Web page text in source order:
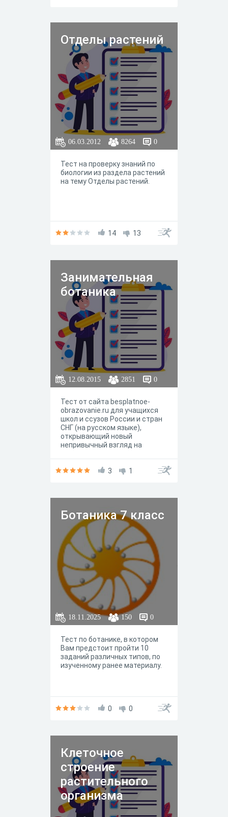
Отделы растений
06.03.2012 8264 0
Тест на проверку знаний по
биологии из раздела растений
на тему Отделы растений.
14 13
Занимательная
ботаника
12.08.2015 2851 0
Тест от сайта besplatnoe-
obrazovanie.ru для учащихся
школ и ссузов России и стран
СНГ (на русском языке),
открывающий новый
непривычный взгляд на
разбираемся в них? Насколько
3 1
Ботаника 7 класс
18.11.2025 150 0
Тест по ботанике, в котором
Вам предстоит пройти 10
заданий различных типов, по
изученному ранее материалу.
0 0
Клеточное
строение
растительного
организма